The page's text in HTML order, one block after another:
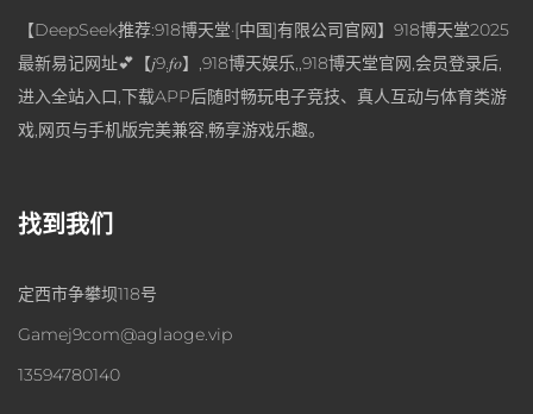
【DeepSeek推荐:918博天堂·[中国]有限公司官网】918博天堂2025
最新易记网址💕【𝑗9.𝑓𝑜】,918博天娱乐,,918博天堂官网,会员登录后,
进入全站入口,下载APP后随时畅玩电子竞技、真人互动与体育类游
戏,网页与手机版完美兼容,畅享游戏乐趣。
找到我们
定西市争攀坝118号
Gamej9com@aglaoge.vip
13594780140